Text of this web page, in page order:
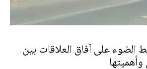
الضوء على آفاق العلاقات بين